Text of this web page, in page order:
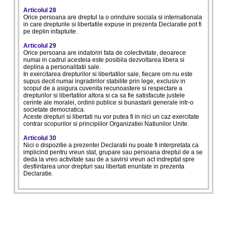
Articolul 28
Orice persoana are dreptul la o orinduire sociala si internationala
in care drepturile si libertatile expuse in prezenta Declaratie pot fi
pe deplin infaptuite.
Articolul 29
Orice persoana are indatoriri fata de colectivitate, deoarece
numai in cadrul acesteia este posibila dezvoltarea libera si
deplina a personalitatii sale.
In exercitarea drepturilor si libertatilor sale, fiecare om nu este
supus decit numai ingradirilor stabilite prin lege, exclusiv in
scopul de a asigura cuvenita recunoastere si respectare a
drepturilor si libertatilor altora si ca sa fie satisfacute justele
cerinte ale moralei, ordinii publice si bunastarii generale intr-o
societate democratica.
Aceste drepturi si libertati nu vor putea fi in nici un caz exercitate
contrar scopurilor si principiilor Organizatiei Natiunilor Unite.
Articolul 30
Nici o dispozitie a prezentei Declaratii nu poate fi interpretata ca
implicind pentru vreun stat, grupare sau persoana dreptul de a se
deda la vreo activitate sau de a savirsi vreun act indreptat spre
desfiintarea unor drepturi sau libertati enuntate in prezenta
Declaratie.